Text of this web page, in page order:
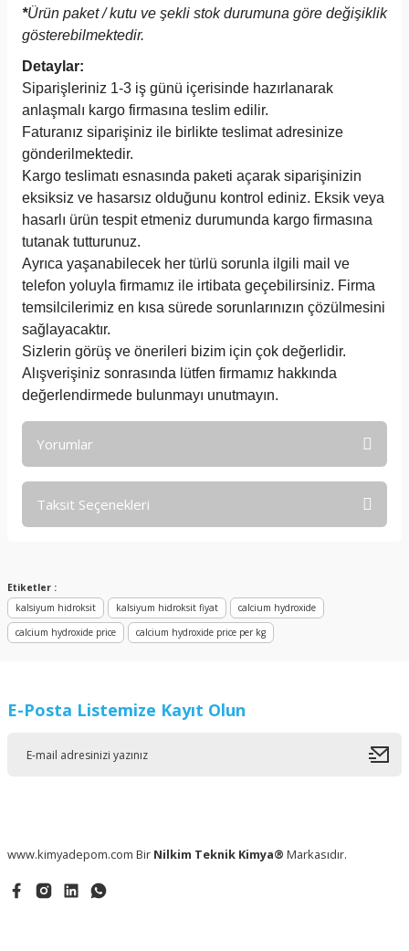
*Ürün paket / kutu ve şekli stok durumuna göre değişiklik
gösterebilmektedir.
Detaylar:
Siparişleriniz 1-3 iş günü içerisinde hazırlanarak
anlaşmalı kargo firmasına teslim edilir.
Faturanız siparişiniz ile birlikte teslimat adresinize
gönderilmektedir.
Kargo teslimatı esnasında paketi açarak siparişinizin
eksiksiz ve hasarsız olduğunu kontrol ediniz. Eksik veya
hasarlı ürün tespit etmeniz durumunda kargo firmasına
tutanak tutturunuz.
Ayrıca yaşanabilecek her türlü sorunla ilgili mail ve
telefon yoluyla firmamız ile irtibata geçebilirsiniz. Firma
temsilcilerimiz en kısa sürede sorunlarınızın çözülmesini
sağlayacaktır.
Sizlerin görüş ve önerileri bizim için çok değerlidir.
Alışverişiniz sonrasında lütfen firmamız hakkında
değerlendirmede bulunmayı unutmayın.
Yorumlar
Taksit Seçenekleri
Etiketler :
kalsiyum hidroksit
kalsiyum hidroksit fiyat
calcium hydroxide
calcium hydroxide price
calcium hydroxide price per kg
E-Posta Listemize Kayıt Olun
www.kimyadepom.com Bir Nilkim Teknik Kimya® Markasıdır.